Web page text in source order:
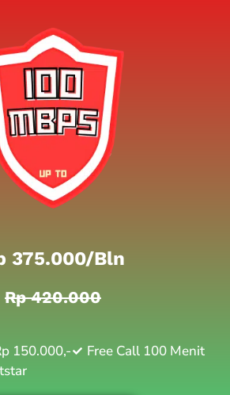
375.000/bln
Rp 420.000
150.000,-
Free Call 100 Menit